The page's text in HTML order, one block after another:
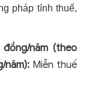
pháp tính thuế,
năm (theo
năm): Miễn thuế